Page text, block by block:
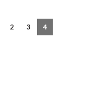
2 3 4